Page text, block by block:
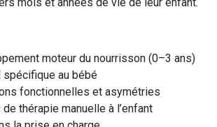
moteur du nourrisson (0–3 ans)
spécifique au bébé
fonctionnelles et asymétries
thérapie manuelle à l’enfant